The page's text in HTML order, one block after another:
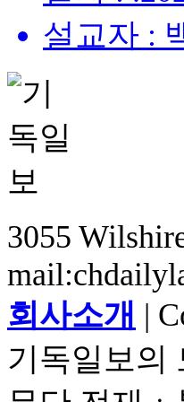
설교자 :
3055
회사소개 |
기독일보의